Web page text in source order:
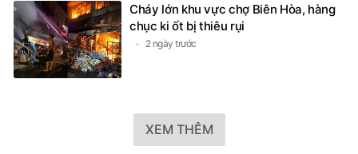
Cháy lớn khu vực chợ Biên Hòa, hàng
chục ki ốt bị thiêu rụi
2 ngày trước
XEM THÊM